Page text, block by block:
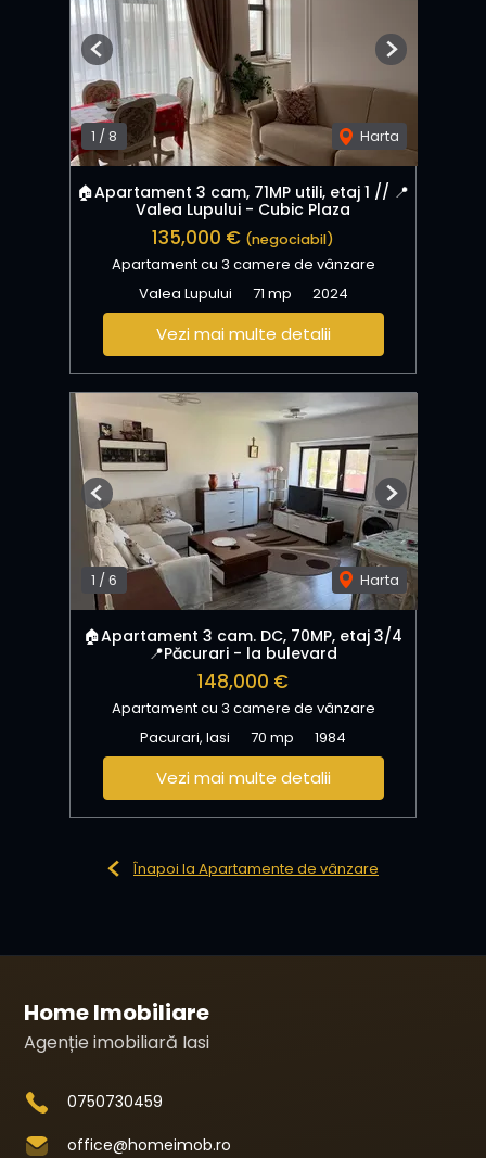
1 /8 Harta
Previous Next
🏠Apartament 3 cam, 71MP utili, etaj 1 // 📍
Valea Lupului - Cubic Plaza
135,000 € (negociabil)
Apartament cu 3 camere de vânzare
Valea Lupului
71 mp 2024
Vezi mai multe detalii
1 /6 Harta
Previous Next
🏠Apartament 3 cam. DC, 70MP, etaj 3/4
📍Păcurari - la bulevard
148,000 €
Apartament cu 3 camere de vânzare
Pacurari, Iasi
70 mp 1984
Vezi mai multe detalii
Înapoi la Apartamente de vânzare
Home Imobiliare
Agenție imobiliară Iasi
0750730459
office@homeimob.ro